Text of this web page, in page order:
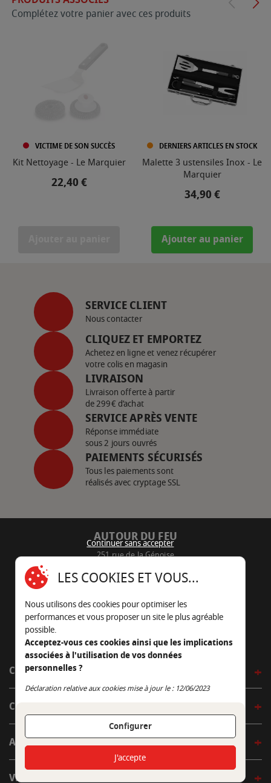
Complétez votre panier avec ces produits
VICTIME DE SON SUCCÈS
Kit Nettoyage - Le Marquier
Prix
22,40 €
DERNIERS ARTICLES EN STOCK
Malette 3 ustensiles Inox - Le
Marquier
Prix
34,90 €
Ajouter au panier
SERVICE CLIENT
Nous contacter
CLIQUEZ ET EMPORTEZ
Achetez en ligne et venez récupérer
votre colis en magasin
LIVRAISON
Livraison offerte à partir
de 299€ d’achat
SERVICE APRÈS VENTE
Réponse immédiate
sous 2 jours ouvrés
PAIEMENTS SÉCURISÉS
Tous les paiements sont
réalisés avec cryptage SSL
AUTOUR DU FEU
251 rue de la Génoise
05 45 22 98 09
Nous envoyer un e-mail
CÔTÉ OUTDOOR
CÔTÉ INDOOR
AUTOUR DE LA TABLE
VENIR EN BOUTIQUE
Continuer sans accepter
LES COOKIES ET VOUS...
Nous utilisons des cookies pour optimiser les
performances et vous proposer un site le plus agréable
possible.
Acceptez-vous ces cookies ainsi que les implications
associées à l'utilisation de vos données
personnelles ?
Déclaration relative aux cookies mise à jour le : 12/06/2023
Configurer
Continuer sans accepter
J'accepte